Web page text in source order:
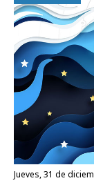
jueves, 31 de